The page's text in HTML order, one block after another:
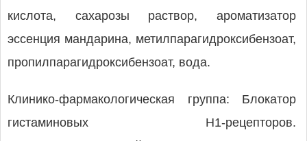
кислота, сахарозы раствор, ароматизатор
эссенция мандарина, метилпарагидроксибензоат,
пропилпарагидроксибензоат, вода.
Клинико-фармакологическая группа: Блокатор
гистаминовых Н1-рецепторов.